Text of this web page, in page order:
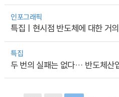
인포그래픽
특집ㅣ현시점 반도체에 대한 거
특집
두 번의 실패는 없다… 반도체산